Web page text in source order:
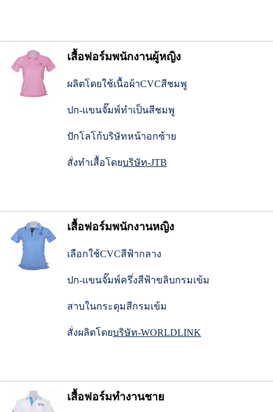
เสื้อฟอร์มพนักงานผู้หญิง
ผลิตโดยใช้เนื้อผ้าCVCสีชมพู
ปก-แขนจั๊มพ์ทำเป็นสีชมพู
ปักโลโก้บริษัทหน้าอกซ้าย
สั่งทำเสื้อโดยบริษัท-JTB
เสื้อฟอร์มพนักงานหญิง
เลือกใช้CVCสีฟ้ากลาง
ปก-แขนจั๊มพ์ครึ่งสีฟ้าขลิบกรมเข้ม
สาบในกระดุมสีกรมเข้ม
สั่งผลิตโดยบริษัท-WORLDLINK
เสื้อฟอร์มทำงานชาย